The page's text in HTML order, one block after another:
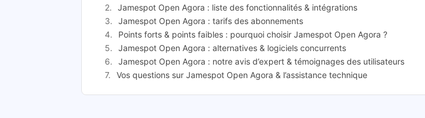
Jamespot Open Agora : liste des fonctionnalités & intégrations
Jamespot Open Agora : tarifs des abonnements
Points forts & points faibles : pourquoi choisir Jamespot Open Agora ?
Jamespot Open Agora : alternatives & logiciels concurrents
Jamespot Open Agora : notre avis d’expert & témoignages des utilisateurs
Vos questions sur Jamespot Open Agora & l’assistance technique